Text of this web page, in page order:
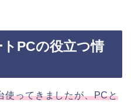
PCの役立つ情
使ってきましたが、PCと